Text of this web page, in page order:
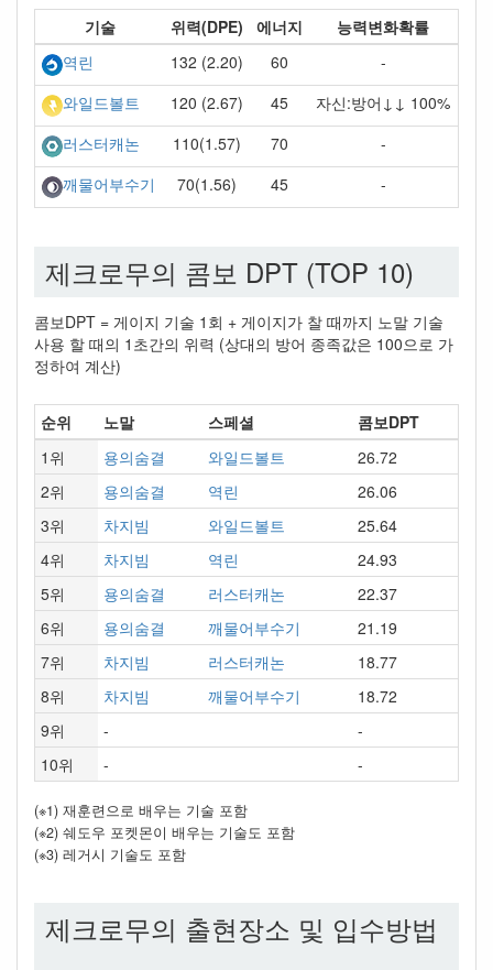
기술 위력(DPE) 에너지
능력변화확률
역린
132 (2.20) 60
-
와일드볼트
120 (2.67) 45
자신:방어↓↓ 100%
러스터캐논
110(1.57) 70
-
깨물어부수기
70(1.56) 45 -
제크로무의 콤보 DPT (TOP 10)
콤보DPT = 게이지 기술 1회 + 게이지가 찰 때까지 노말 기술
사용 할 때의 1초간의 위력 (상대의 방어 종족값은 100으로 가
정하여 계산)
순위 노말 스페셜
콤보DPT
1위
용의숨결 와일드볼트
26.72
2위
용의숨결 역린
26.06
3위
차지빔 와일드볼트
25.64
4위
차지빔 역린
24.93
5위
용의숨결 러스터캐논
22.37
6위
용의숨결 깨물어부수기
21.19
7위
차지빔 러스터캐논
18.77
8위
차지빔 깨물어부수기
18.72
9위
-
-
10위
- -
(※1) 재훈련으로 배우는 기술 포함
(※2) 쉐도우 포켓몬이 배우는 기술도 포함
(※3) 레거시 기술도 포함
제크로무의 출현장소 및 입수방법